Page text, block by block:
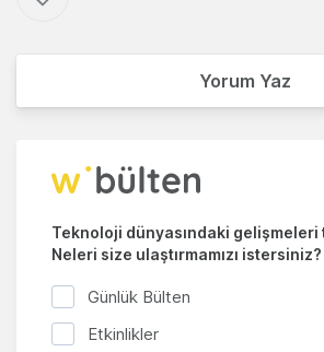
Yorum Yaz
Teknoloji dünyasındaki gelişmeleri
Neleri size ulaştırmamızı istersiniz?
Günlük Bülten
Etkinlikler